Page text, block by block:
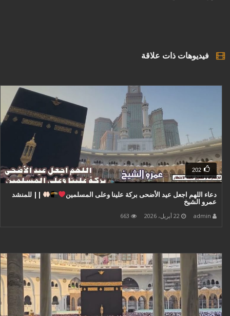
فيديوهات ذات علاقة
202
دعاء اللهم اجعل عيد الأضحى بركة علينا وعلى المسلمين || للمنشد
عمرو الشيخ
admin 22 أبريل، 2026 663